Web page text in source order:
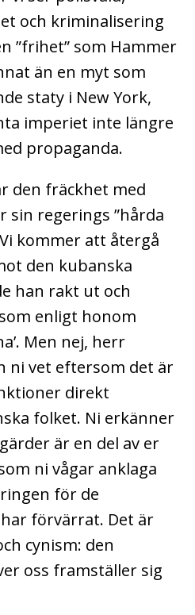
och kriminalisering
”frihet” som Hammer
än en myt som
staty i New York,
imperiet inte längre
propaganda.
den fräckhet med
sin regerings ”hårda
kommer att återgå
den kubanska
han rakt ut och
enligt honom
Men nej, herr
ni vet eftersom det är
direkt
folket. Ni erkänner
är en del av er
ni vågar anklaga
för de
förvärrat. Det är
cynism: den
oss framställer sig